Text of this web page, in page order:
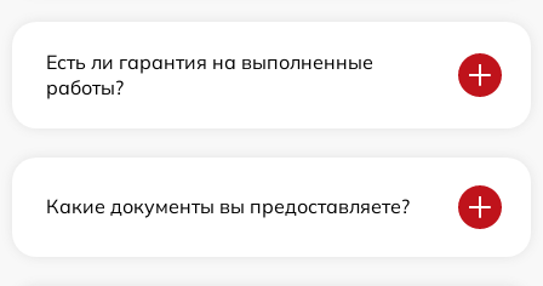
Есть ли гарантия на выполненные
работы?
Какие документы вы предоставляете?